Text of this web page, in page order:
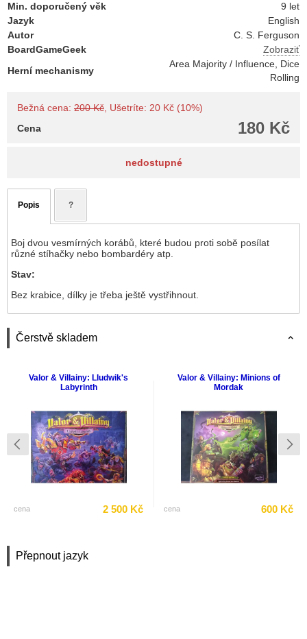
Přepnout jazyk
Min. doporučený věk
9 let
Jazyk
English
Autor
C. S. Ferguson
BoardGameGeek
Zobraziť
Herní mechanismy
Area Majority / Influence, Dice
Rolling
Bežná cena: 200 Kč , Ušetríte: 20 Kč (10%)
180 Kč
Cena
nedostupné
Popis ?
Boj dvou vesmírných korábů, které budou proti sobě posílat
různé stíhačky nebo bombardéry atp.
Stav:
Bez krabice, dílky je třeba ještě vystřihnout.
Čerstvě skladem
Valor & Villainy: Lludwik's
Labyrinth
cena 2 500 Kč
Valor & Villainy: Minions of
Mordak
cena 600 Kč